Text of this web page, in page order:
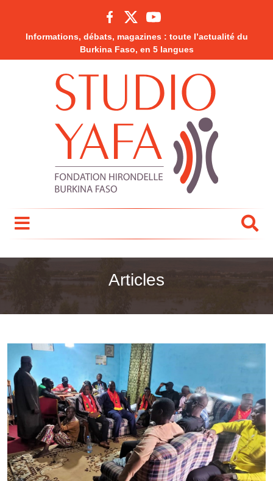
Informations, débats, magazines : toute l’actualité du
Burkina Faso, en 5 langues
Articles